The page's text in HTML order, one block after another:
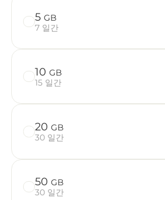
Billion
목적지
5 GB
7 일간
10 GB
15 일간
20 GB
30 일간
50 GB
30 일간